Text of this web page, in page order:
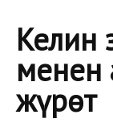
Келин
менен
жүрөт